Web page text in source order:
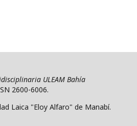
ULEAM Bahía
2600-6006.
Laica "Eloy Alfaro" de Manabí.